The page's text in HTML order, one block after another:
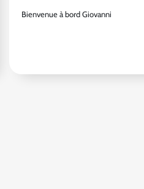
Bienvenue à bord Giovanni